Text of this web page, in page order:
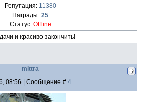
Репутация: 11380
Награды: 25
Статус: Offline
и красиво закончить!
mittra
08:56 | Сообщение # 4